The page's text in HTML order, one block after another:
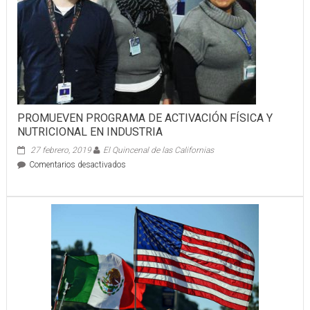
a
Café”
PROMUEVEN PROGRAMA DE ACTIVACIÓN FÍSICA Y
NUTRICIONAL EN INDUSTRIA
27 febrero, 2019
El Quincenal de las Californias
Comentarios desactivadosen
ACTIVACIÓN
FÍSICA
NUTRICIONAL
EN
INDUSTRIA